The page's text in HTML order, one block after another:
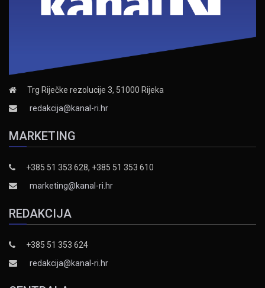
Trg Riječke rezolucije 3, 51000 Rijeka
redakcija@kanal-ri.hr
MARKETING
+385 51 353 628, +385 51 353 610
marketing@kanal-ri.hr
REDAKCIJA
+385 51 353 624
redakcija@kanal-ri.hr